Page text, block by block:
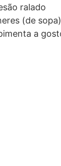
ralado
(de sopa)
a